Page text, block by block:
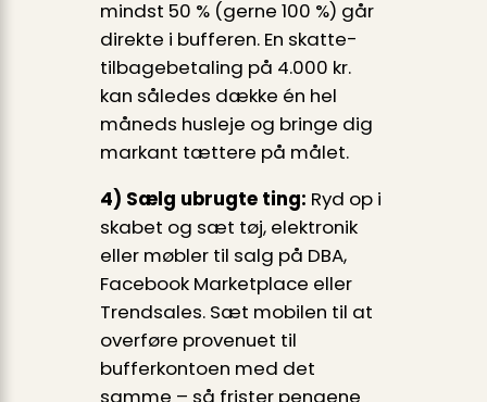
mindst 50 % (gerne 100 %) går
direkte i bufferen. En skatte­
tilbage­betaling på 4.000 kr.
kan således dække én hel
måneds husleje og bringe dig
markant tættere på målet.
4) Sælg ubrugte ting: Ryd op i
skabet og sæt tøj, elektronik
eller møbler til salg på DBA,
Facebook Marketplace eller
Trendsales. Sæt mobilen til at
overføre provenuet til
bufferkontoen med det
samme – så frister pengene